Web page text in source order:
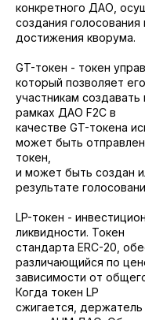
конкретного ДАО,
создания голосования
достижения кворума.
GT-токен - токен
который позволяет его
участникам создавать
рамках ДАО F2C в
качестве GT-токена
может быть
токен,
и может быть создан
результате
LP-токен -
ликвидности. Токен
стандарта ERC-20,
различающийся по
зависимости от
Когда токен LP
сжигается,